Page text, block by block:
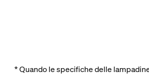
* Quando le specifiche delle